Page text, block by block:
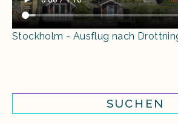
Stockholm - Ausflug nach
SUCHEN